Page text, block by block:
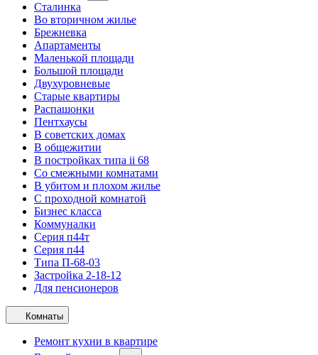
Сталинка
Во вторичном жилье
Брежневка
Апартаменты
Маленькой площади
Большой площади
Двухуровневые
Старые квартиры
Распашонки
Пентхаусы
В советских домах
В общежитии
В постройках типа ii 68
Со смежными комнатами
В убитом и плохом жилье
С проходной комнатой
Бизнес класса
Коммуналки
Серия п44т
Серия п44
Типа П-68-03
Застройка 2-18-12
Для пенсионеров
Комнаты
Ремонт кухни в квартире